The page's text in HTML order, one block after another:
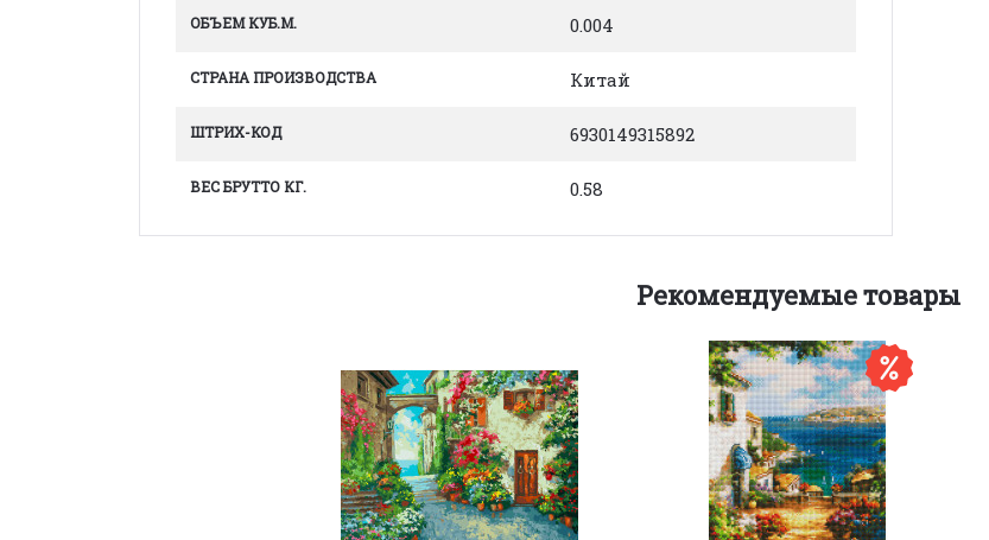
ОБЪЕМ КУБ.М. 0.004
СТРАНА ПРОИЗВОДСТВА Китай
ШТРИХ-КОД 6930149315892
ВЕС БРУТТО КГ. 0.58
Рекомендуемые товары